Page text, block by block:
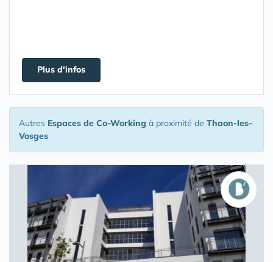
Plus d'infos
Autres Espaces de Co-Working à proximité de Thaon-les-
Vosges